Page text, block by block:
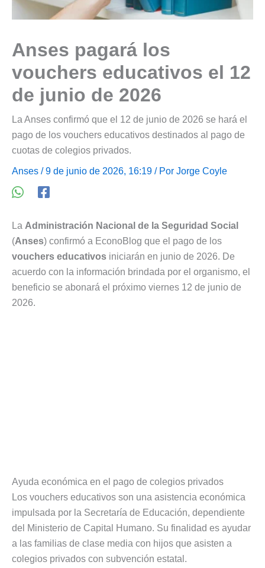
Anses pagará los
vouchers educativos el 12
de junio de 2026
La Anses confirmó que el 12 de junio de 2026 se hará el
pago de los vouchers educativos destinados al pago de
cuotas de colegios privados.
Anses / 9 de junio de 2026, 16:19 / Por Jorge Coyle
La Administración Nacional de la Seguridad Social
(Anses) confirmó a EconoBlog que el pago de los
vouchers educativos iniciarán en junio de 2026. De
acuerdo con la información brindada por el organismo, el
beneficio se abonará el próximo viernes 12 de junio de
2026.
Ayuda económica en el pago de colegios privados
Los vouchers educativos son una asistencia económica
impulsada por la Secretaría de Educación, dependiente
del Ministerio de Capital Humano. Su finalidad es ayudar
a las familias de clase media con hijos que asisten a
colegios privados con subvención estatal.